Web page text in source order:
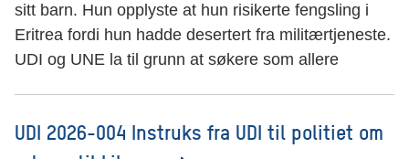
sitt barn. Hun opplyste at hun risikerte fengsling i
Eritrea fordi hun hadde desertert fra militærtjeneste.
UDI og UNE la til grunn at søkere som allere
UDI 2026-004 Instruks fra UDI til politiet om